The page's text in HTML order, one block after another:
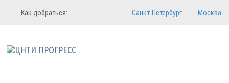
Регистрация
Мы не передаем ваши данные
третьим лицам и не рассылаем
Вход в систему
Как добраться: Санкт-Петербург Москва